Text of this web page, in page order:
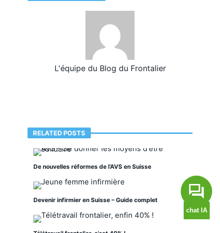
L'équipe du Blog du Frontalier
RELATED POSTS
De nouvelles réformes de l’AVS en Suisse
Devenir infirmier en Suisse – Guide complet